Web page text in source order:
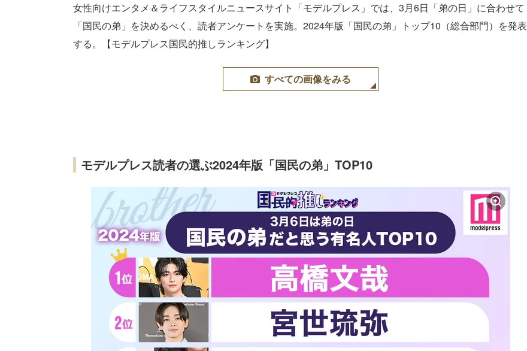
女性向けエンタメ＆ライフスタイルニュースサイト「モデルプレス」では、3月6日「弟の日」に合わせて
「国民の弟」を決めるべく、読者アンケートを実施。2024年版「国民の弟」トップ10（総合部門）を発表
する。【モデルプレス国民的推しランキング】
すべての画像をみる
モデルプレス読者の選ぶ2024年版「国民の弟」TOP10